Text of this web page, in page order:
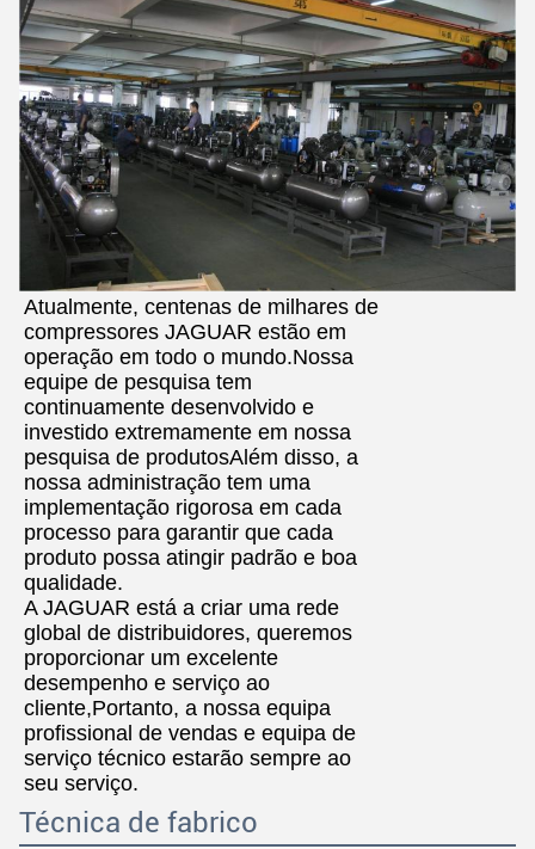
Atualmente, centenas de milhares de
compressores JAGUAR estão em
operação em todo o mundo.Nossa
equipe de pesquisa tem
continuamente desenvolvido e
investido extremamente em nossa
pesquisa de produtosAlém disso, a
nossa administração tem uma
implementação rigorosa em cada
processo para garantir que cada
produto possa atingir padrão e boa
qualidade.
A JAGUAR está a criar uma rede
global de distribuidores, queremos
proporcionar um excelente
desempenho e serviço ao
cliente,Portanto, a nossa equipa
profissional de vendas e equipa de
serviço técnico estarão sempre ao
seu serviço.
Técnica de fabrico